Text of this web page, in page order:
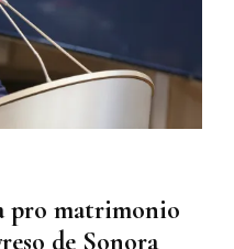
pro matrimonio
de Sonora